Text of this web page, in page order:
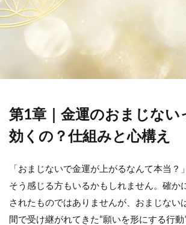
第1章｜金運のおまじない
効くの？仕組みと心構え
「おまじないで金運が上がるなんて本当？」
そう感じる方もいるかもしれません。確か
されたものではありませんが、おまじない
間で受け継がれてきた“願いを形にする行動